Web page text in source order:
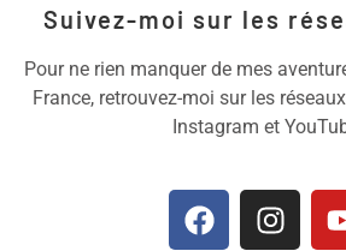
Suivez-moi sur les
Pour ne rien manquer de mes
France, retrouvez-moi sur les
Instagram et